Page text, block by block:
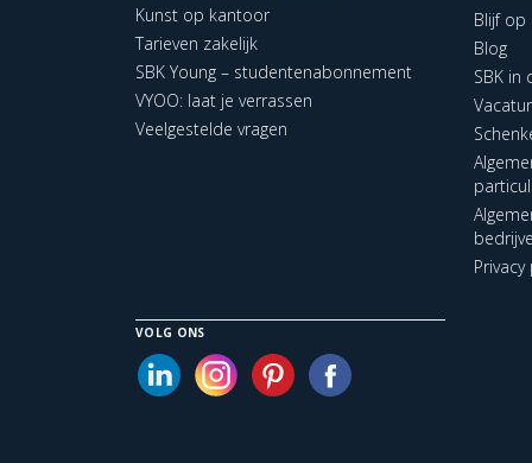
Kunst op kantoor
Tarieven zakelijk
SBK Young – studentenabonnement
VYOO: laat je verrassen
Veelgestelde vragen
Blijf op
Blog
SBK in
VOLG ONS